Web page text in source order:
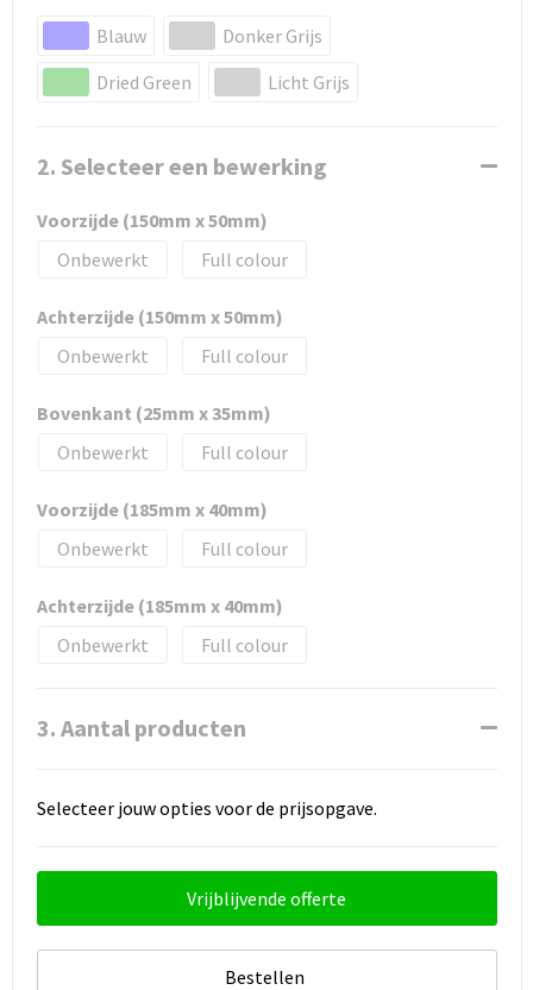
Blauw
Donker Grijs
Dried Green
Licht Grijs
2. Selecteer een bewerking
Voorzijde (150mm x 50mm)
Onbewerkt
Full colour
Achterzijde (150mm x 50mm)
Onbewerkt
Full colour
Bovenkant (25mm x 35mm)
Onbewerkt
Full colour
Voorzijde (185mm x 40mm)
Onbewerkt
Full colour
Achterzijde (185mm x 40mm)
Onbewerkt
Full colour
3. Aantal producten
Selecteer jouw opties voor de prijsopgave.
Vrijblijvende offerte
Bestellen